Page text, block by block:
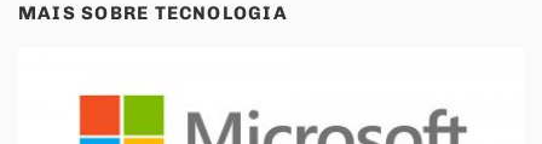
MAIS SOBRE TECNOLOGIA